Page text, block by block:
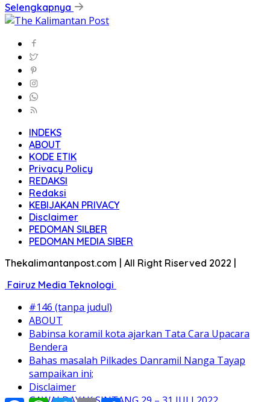
Selengkapnya
INDEKS
ABOUT
KODE ETIK
Privacy Policy
REDAKSI
Redaksi
KEBIJAKAN PRIVACY
Disclaimer
PEDOMAN SILBER
PEDOMAN MEDIA SIBER
Thekalimantanpost.com | All Right Riserved 2022 |
Fairuz Media Teknologi
#146 (tanpa judul)
ABOUT
Babinsa koramil kota ajarkan Tata Cara Upacara
Bendera
Bahas masalah Pilkades Danramil Nanga Tayap
sampaikan ini;
Disclaimer